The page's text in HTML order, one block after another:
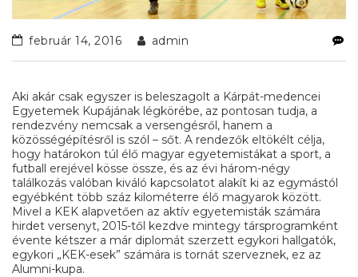
február 14, 2016 admin
Aki akár csak egyszer is beleszagolt a Kárpát-medencei
Egyetemek Kupájának légkörébe, az pontosan tudja, a
rendezvény nemcsak a versengésről, hanem a
közösségépítésről is szól – sőt. A rendezők eltökélt célja,
hogy határokon túl élő magyar egyetemistákat a sport, a
futball erejével kösse össze, és az évi három-négy
találkozás valóban kiváló kapcsolatot alakít ki az egymástól
egyébként több száz kilométerre élő magyarok között.
Mivel a KEK alapvetően az aktív egyetemisták számára
hirdet versenyt, 2015-től kezdve mintegy társprogramként
évente kétszer a már diplomát szerzett egykori hallgatók,
egykori „KEK-esek” számára is tornát szerveznek, ez az
Alumni-kupa.